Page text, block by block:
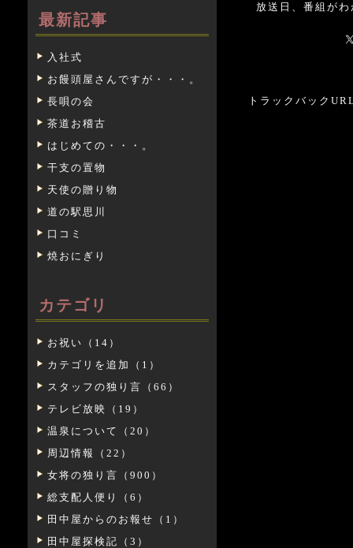
最新記事
入社式
お饅頭屋さんですが・・・。
長唄の会
茶道お稽古
はじめての・・・。
干支の置物
天使の贈り物
道の駅思川
口コミ
焼おにぎり
カテゴリ
お祝い（14）
カテゴリを追加（1）
スタッフの独り言（66）
テレビ放映（19）
温泉について（20）
周辺情報（22）
女将の独り言（900）
総支配人便り（6）
田中屋からのお報せ（1）
田中屋探検記（3）
放送日、番組が
トラックバック